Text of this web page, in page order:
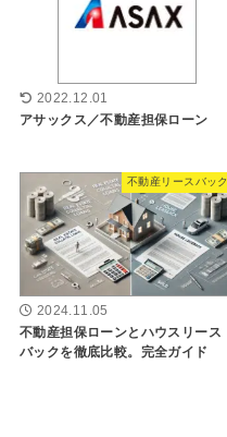
2022.12.01
アサックス／不動産担保ローン
不動産リースバック
2024.11.05
不動産担保ローンとハウスリース
バックを徹底比較。完全ガイド